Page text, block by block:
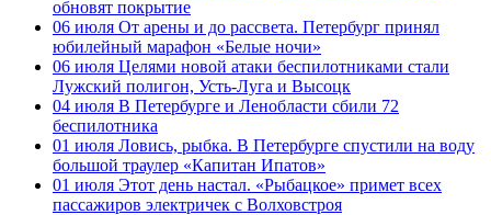
обновят покрытие
06 июля От арены и до рассвета. Петербург принял
юбилейный марафон «Белые ночи»
06 июля Целями новой атаки беспилотниками стали
Лужский полигон, Усть-Луга и Высоцк
04 июля В Петербурге и Ленобласти сбили 72
беспилотника
01 июля Ловись, рыбка. В Петербурге спустили на воду
большой траулер «Капитан Ипатов»
01 июля Этот день настал. «Рыбацкое» примет всех
пассажиров электричек с Волховстроя